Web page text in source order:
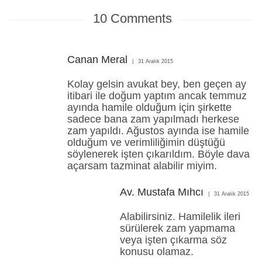
10 Comments
Canan Meral 31 Aralık 2015
Kolay gelsin avukat bey, ben geçen ay
itibari ile doğum yaptım ancak temmuz
ayında hamile olduğum için şirkette
sadece bana zam yapılmadı herkese
zam yapıldı. Ağustos ayında ise hamile
olduğum ve verimliliğimin düştüğü
söylenerek işten çıkarıldım. Böyle dava
açarsam tazminat alabilir miyim.
Av. Mustafa Mıhcı 31 Aralık 2015
Alabilirsiniz. Hamilelik ileri
sürülerek zam yapmama
veya işten çıkarma söz
konusu olamaz.